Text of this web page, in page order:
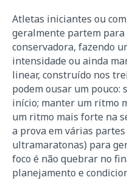
Atletas iniciantes ou
geralmente partem
conservadora, fazendo
intensidade ou ainda
linear, construído nos
podem ousar um pouco:
início; manter um ritmo
um ritmo mais forte na
a prova em várias
ultramaratonas) para
foco é não quebrar no
planejamento e